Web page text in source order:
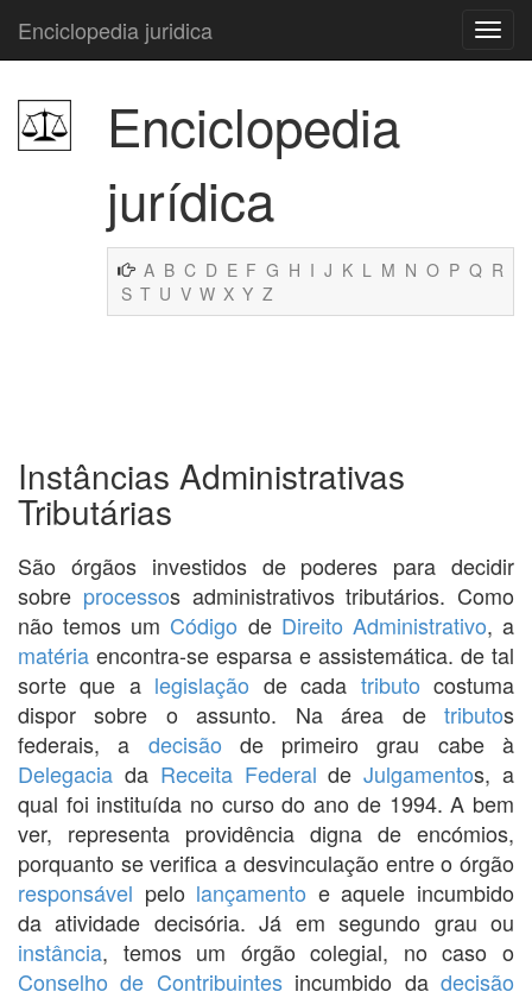
Enciclopedia juridica
Enciclopedia
jurídica
A B C D E F G H I J K L M N O P Q R
S T U V W X Y Z
Instâncias Administrativas
Tributárias
São órgãos investidos de poderes para decidir
sobre processos administrativos tributários. Como
não temos um Código de Direito Administrativo, a
matéria encontra-se esparsa e assistemática. de tal
sorte que a legislação de cada tributo costuma
dispor sobre o assunto. Na área de tributos
federais, a decisão de primeiro grau cabe à
Delegacia da Receita Federal deJulgamentos, a
qual foi instituída no curso do ano de 1994. A bem
ver, representa providência digna de encómios,
porquanto se verifica a desvinculação entre o órgão
responsável pelo lançamento e aquele incumbido
da atividade decisória. Já em segundo grau ou
instância, temos um órgão colegial, no caso o
Conselho de Contribuintesincumbido dadecisão